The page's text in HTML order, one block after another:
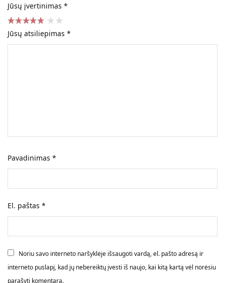
Jūsų įvertinimas *
Jūsų atsiliepimas*
Pavadinimas*
El. paštas*
Noriu savo interneto naršyklėje išsaugoti vardą, el. pašto adresą ir
interneto puslapį, kad jų nebereiktų įvesti iš naujo, kai kitą kartą vėl norėsiu
parašyti komentarą.